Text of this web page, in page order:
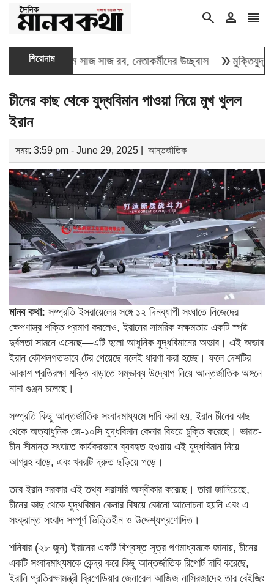
search person reorder
শিরোনাম
চট্টগ্রামে সাজ সাজ রব, নেতাকর্মীদের উচ্ছ্বাস double_arrowমুক্তিযুদ্ধ কোনো
চীনের কাছ থেকে যুদ্ধবিমান পাওয়া নিয়ে মুখ খুলল
ইরান
সময়: 3:59 pm - June 29, 2025 | আন্তর্জাতিক
মানব কথা: সম্প্রতি ইসরায়েলের সঙ্গে ১২ দিনব্যাপী সংঘাতে নিজেদের
ক্ষেপণাস্ত্র শক্তি প্রমাণ করলেও, ইরানের সামরিক সক্ষমতায় একটি স্পষ্ট
দুর্বলতা সামনে এসেছে—এটি হলো আধুনিক যুদ্ধবিমানের অভাব। এই অভাব
ইরান কৌশলগতভাবে টের পেয়েছে বলেই ধারণা করা হচ্ছে। ফলে দেশটির
আকাশ প্রতিরক্ষা শক্তি বাড়াতে সম্ভাব্য উদ্যোগ নিয়ে আন্তর্জাতিক অঙ্গনে
নানা গুঞ্জন চলেছে।
সম্প্রতি কিছু আন্তর্জাতিক সংবাদমাধ্যমে দাবি করা হয়, ইরান চীনের কাছ
থেকে অত্যাধুনিক জে-১০সি যুদ্ধবিমান কেনার বিষয়ে চুক্তি করেছে। ভারত-
চীন সীমান্ত সংঘাতে কার্যকরভাবে ব্যবহৃত হওয়ায় এই যুদ্ধবিমান নিয়ে
আগ্রহ বাড়ে, এবং খবরটি দ্রুত ছড়িয়ে পড়ে।
তবে ইরান সরকার এই তথ্য সরাসরি অস্বীকার করেছে। তারা জানিয়েছে,
চীনের কাছ থেকে যুদ্ধবিমান কেনার বিষয়ে কোনো আলোচনা হয়নি এবং এ
সংক্রান্ত সংবাদ সম্পূর্ণ ভিত্তিহীন ও উদ্দেশ্যপ্রণোদিত।
শনিবার (২৮ জুন) ইরানের একটি বিশ্বস্ত সূত্র গণমাধ্যমকে জানায়, চীনের
একটি সংবাদমাধ্যমকে কেন্দ্র করে কিছু আন্তর্জাতিক রিপোর্ট দাবি করেছে,
ইরানি প্রতিরক্ষামন্ত্রী ব্রিগেডিয়ার জেনারেল আজিজ নাসিরজাদেহ তার বেইজিং